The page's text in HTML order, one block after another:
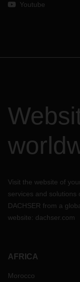
Youtube
Visit the website of
services and solutions
DACHSER from a
website: dachser.com
AFRICA
Morocco